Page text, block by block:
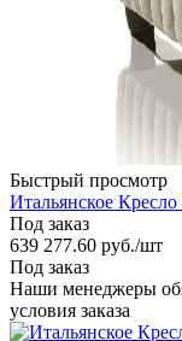
Быстрый просмотр
Итальянское
Под заказ
639 277.60 руб./шт
Под заказ
Наши менеджеры
условия заказа